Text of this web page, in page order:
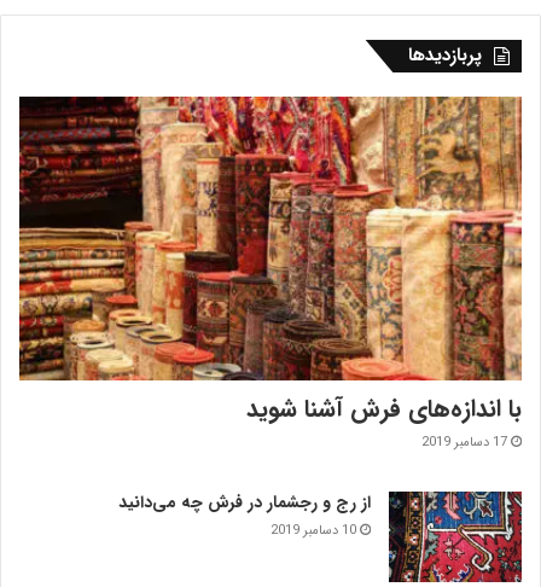
پربازدیدها
با اندازه‌‌های فرش آشنا شوید
17 دسامبر 2019
از رج و رجشمار در فرش چه می‌دانید
10 دسامبر 2019